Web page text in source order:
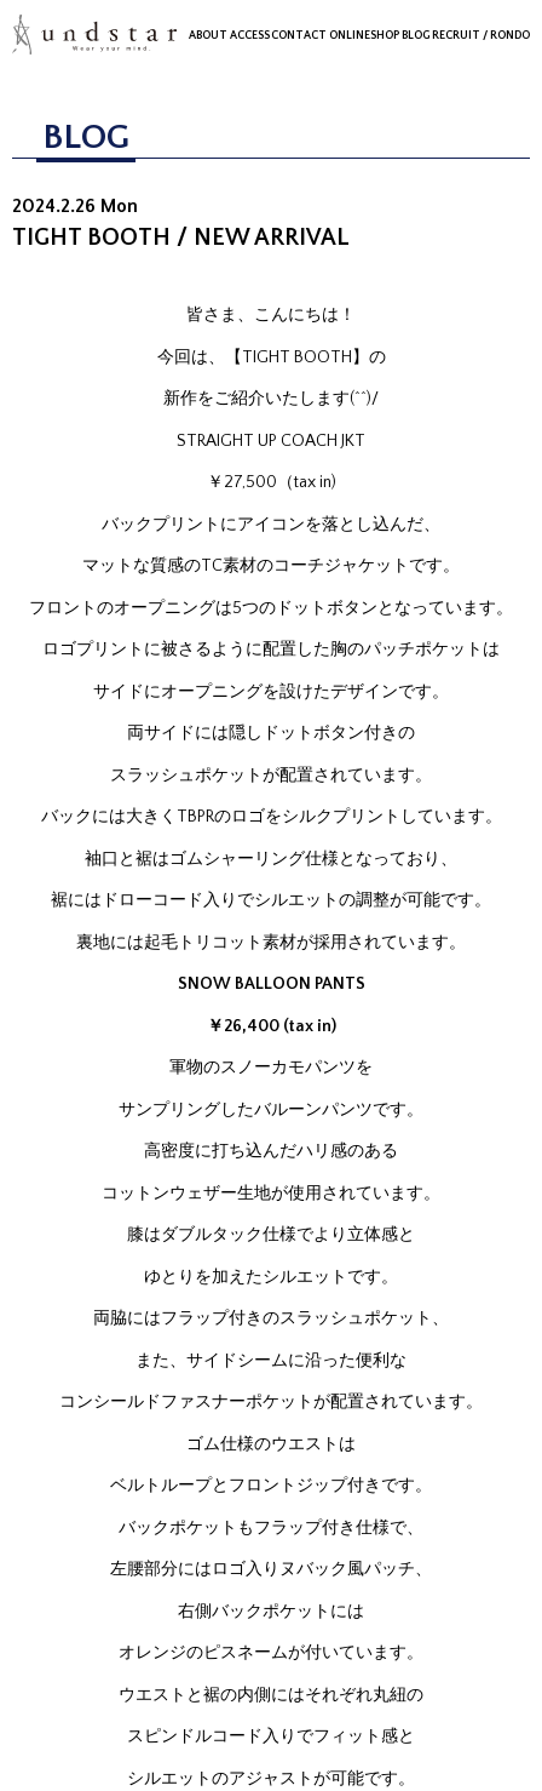
ABOUT ACCESSCONTACT ONLINESHOP BLOG RECRUIT / RONDO
BLOG
2024.2.26 Mon
TIGHT BOOTH / NEW ARRIVAL
皆さま、こんにちは！
今回は、【TIGHT BOOTH】の
新作をご紹介いたします(^^)/
STRAIGHT UP COACH JKT
￥27,500（tax in)
バックプリントにアイコンを落とし込んだ、
マットな質感のTC素材のコーチジャケットです。
フロントのオープニングは5つのドットボタンとなっています。
ロゴプリントに被さるように配置した胸のパッチポケットは
サイドにオープニングを設けたデザインです。
両サイドには隠しドットボタン付きの
スラッシュポケットが配置されています。
バックには大きくTBPRのロゴをシルクプリントしています。
袖口と裾はゴムシャーリング仕様となっており、
裾にはドローコード入りでシルエットの調整が可能です。
裏地には起毛トリコット素材が採用されています。
SNOW BALLOON PANTS
￥26,400 (tax in)
軍物のスノーカモパンツを
サンプリングしたバルーンパンツです。
高密度に打ち込んだハリ感のある
コットンウェザー生地が使用されています。
膝はダブルタック仕様でより立体感と
ゆとりを加えたシルエットです。
両脇にはフラップ付きのスラッシュポケット、
また、サイドシームに沿った便利な
コンシールドファスナーポケットが配置されています。
ゴム仕様のウエストは
ベルトループとフロントジップ付きです。
バックポケットもフラップ付き仕様で、
左腰部分にはロゴ入りヌバック風パッチ、
右側バックポケットには
オレンジのピスネームが付いています。
ウエストと裾の内側にはそれぞれ丸紐の
スピンドルコード入りでフィット感と
シルエットのアジャストが可能です。